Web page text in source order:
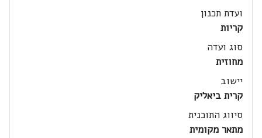
ועדת תכנון
קריות
סוג ועדה
מחוזית
יישוב
קרית ביאליק
סיווג התוכנית
מתאר מקומית